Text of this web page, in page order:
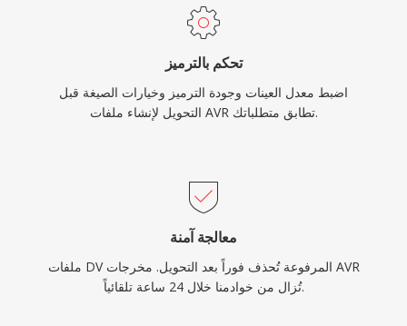
تحكم بالترميز
اضبط معدل العينات وجودة الترميز وخيارات الصيغة قبل
التحويل لإنشاء ملفات AVR تطابق متطلباتك.
معالجة آمنة
ملفات DV المرفوعة تُحذف فوراً بعد التحويل. مخرجات AVR
تُزال من خوادمنا خلال 24 ساعة تلقائياً.